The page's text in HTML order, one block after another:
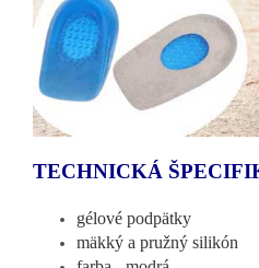
TECHNICKÁ
gélové podpätky
mäkký a pružný silikón